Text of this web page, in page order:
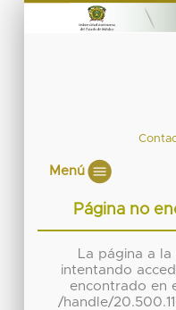
Menú
Página no
La página a
intentando
encontrado en
/handle/